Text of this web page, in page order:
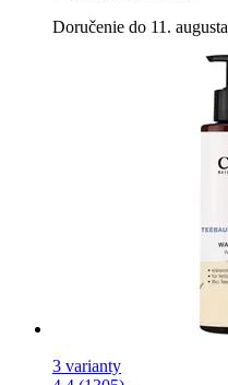
Doručenie do 11. augusta
3 varianty